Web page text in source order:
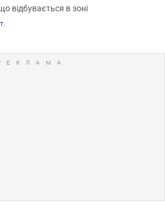
відбувається в зоні